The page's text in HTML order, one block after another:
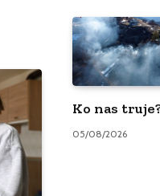
Ko nas
05/08/2026